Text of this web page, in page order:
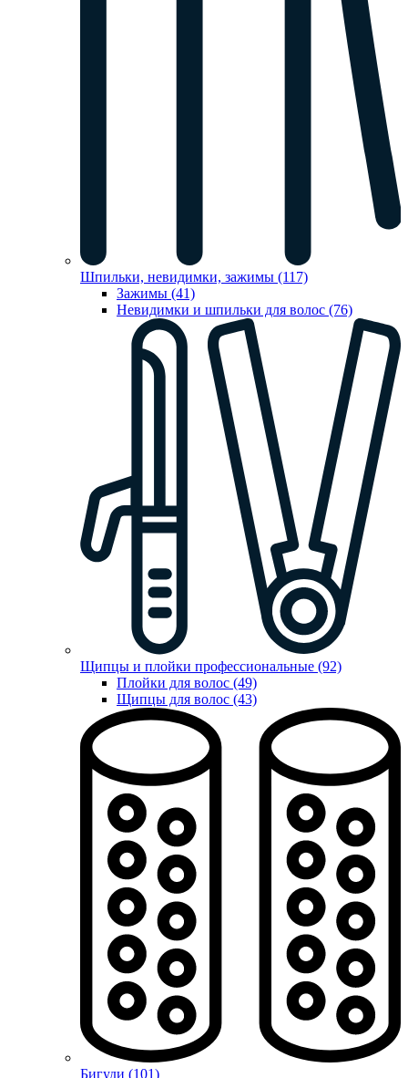
Шпильки, невидимки, зажимы (117)
Зажимы (41)
Невидимки и шпильки для волос (76)
Щипцы и плойки профессиональные (92)
Плойки для волос (49)
Щипцы для волос (43)
Бигуди (101)